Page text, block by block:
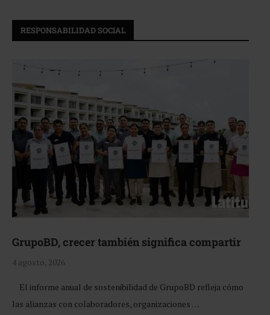
RESPONSABILIDAD SOCIAL
GrupoBD, crecer también significa compartir
4 agosto, 2026
El informe anual de sostenibilidad de GrupoBD refleja cómo
las alianzas con colaboradores, organizaciones …